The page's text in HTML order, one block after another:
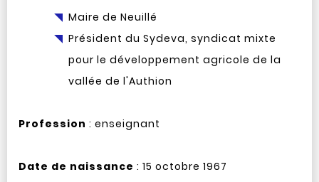
Maire de Neuillé
Président du Sydeva, syndicat mixte
pour le développement agricole de la
vallée de l'Authion
Profession : enseignant
Date de naissance : 15 octobre 1967